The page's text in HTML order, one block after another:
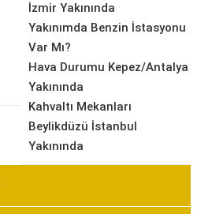
İzmir Yakınında
Yakınımda Benzin İstasyonu
Var Mı?
Hava Durumu Kepez/Antalya
Yakınında
Kahvaltı Mekanları
Beylikdüzü İstanbul
Yakınında